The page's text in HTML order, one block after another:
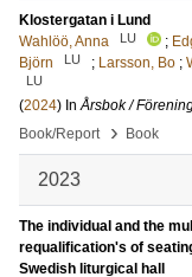
Klostergatan i Lund
Wahlöö, Anna
LU ;
Björn
LU ; Larsson, Bo ;
LU
(2024) InÅrsbok /
Book/Report
› Book
2023
The individual and the
requalification's of
Swedish liturgical hall